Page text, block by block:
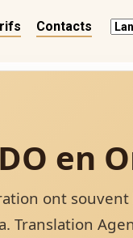
Contacts
en
ont
Translation